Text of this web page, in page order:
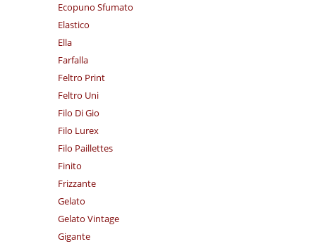
Ecopuno Sfumato
Elastico
Ella
Farfalla
Feltro Print
Feltro Uni
Filo Di Gio
Filo Lurex
Filo Paillettes
Finito
Frizzante
Gelato
Gelato Vintage
Gigante